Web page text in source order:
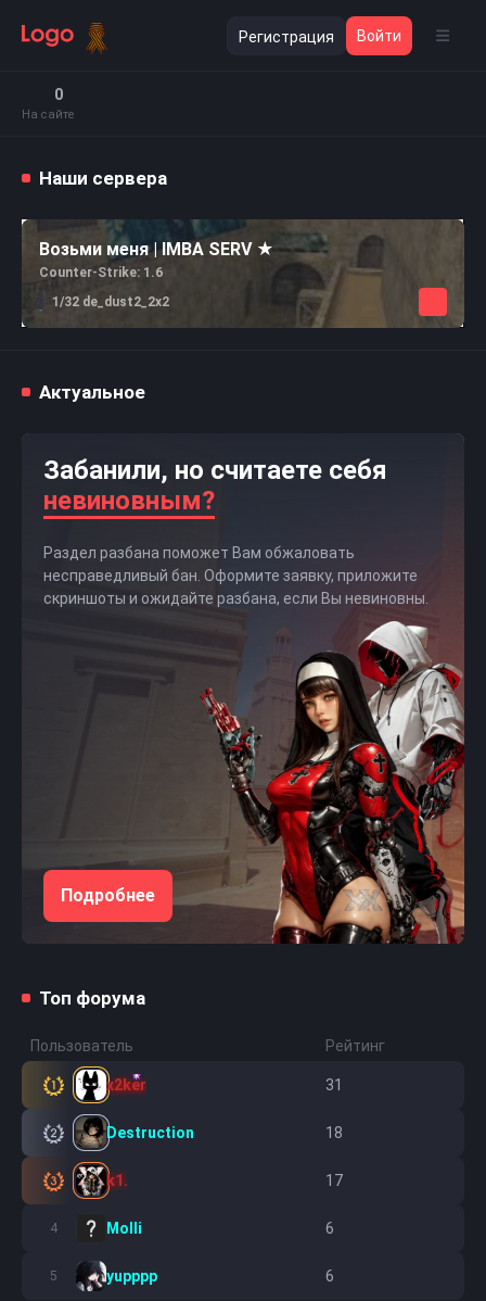
Регистрация Войти
0
На сайте
Наши сервера
Возьми меня | IMBA SERV ★
Counter-Strike: 1.6
1/32 de_dust2_2x2
Актуальное
Забанили, но считаете себя
невиновным?
Раздел разбана поможет Вам обжаловать
несправедливый бан. Оформите заявку, приложите
скриншоты и ожидайте разбана, если Вы невиновны.
Подробнее
Топ форума
Пользователь Рейтинг
1 x2ker 31
2 Destruction 18
3 k1. 17
4 Molli 6
5 yupppp 6